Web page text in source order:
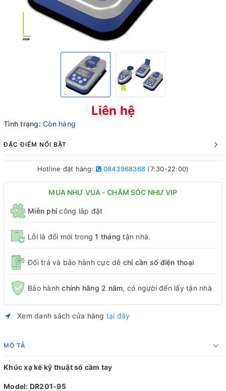
Liên hệ
Tình trạng: Còn hàng
ĐẶC ĐIỂM NỔI BẬT
Hotline đặt hàng: 0843968368 (7:30-22:00)
MUA NHƯ VUA - CHĂM SÓC NHƯ VIP
Miễn phícông lắp đặt
Lỗi là đổi mới trong1 tháng tận nhà.
Đổi trả và bảo hành cực dễ chỉ cần số điện thoại
Bảo hànhchính hãng 2 năm, có người đến lấy tận nhà
Xem danh sách cửa hàng tại đây
MÔ TẢ
Khúc xạ kế kỹ thuật số cầm tay
Model: DR201-95